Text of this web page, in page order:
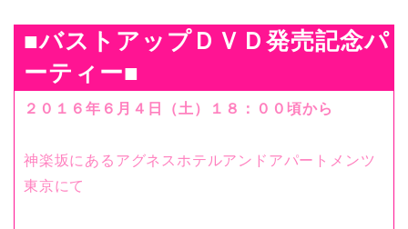
■バストアップＤＶＤ発売記念パ
ーティー■
２０１６年６月４日（土）１８：００頃から
神楽坂にあるアグネスホテルアンドアパートメンツ
東京にて